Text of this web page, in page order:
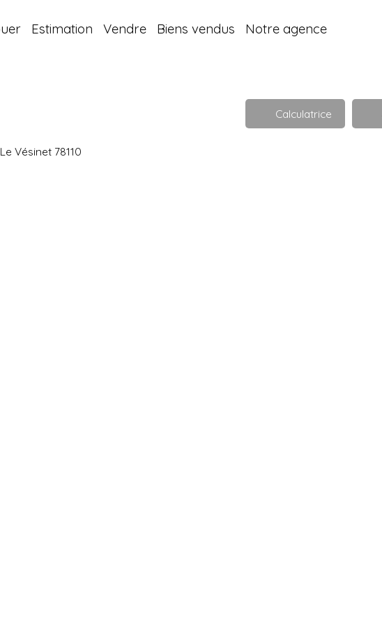
Estimation Vendre Biens vendus Notre agence
Calculatrice
Vésinet 78110